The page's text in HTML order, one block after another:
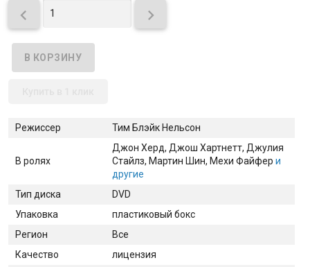
 
Режиссер Тим Блэйк Нельсон
В ролях
Джон Херд, Джош Хартнетт, Джулия
Стайлз, Мартин Шин, Мехи Файфер и
другие
Тип диска
DVD
Упаковка
пластиковый бокс
Регион
Все
Качество
лицензия